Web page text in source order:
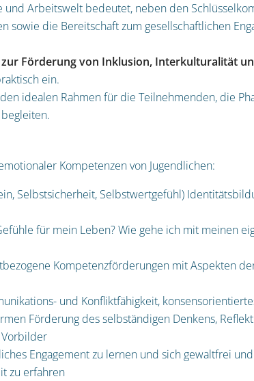
und Arbeitswelt bedeutet, neben den
sowie die Bereitschaft zum gesellschaftlichen
Förderung von Inklusion, Interkulturalität
ein.
idealen Rahmen für die Teilnehmenden, die
Kompetenzen von Jugendlichen:
Selbstsicherheit, Selbstwertgefühl) I
für mein Leben? Wie gehe ich mit meinen
Kompetenzförderungen mit Aspekten
und Konfliktfähigkeit,
Förderung des selbständigen Denkens,
Engagementzu lernen und sich gewaltfrei
zu erfahren